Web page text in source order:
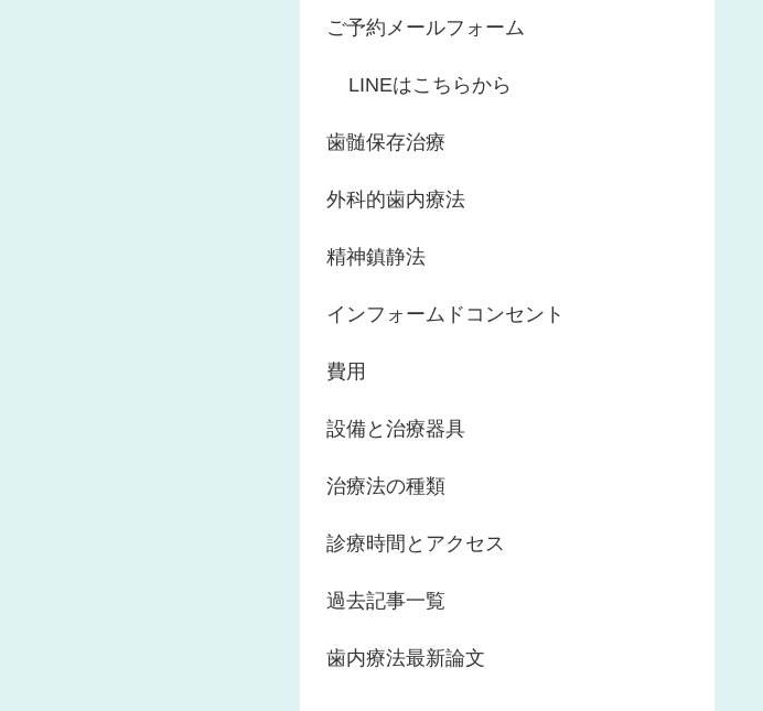
ご予約メールフォーム
LINEはこちらから
歯髄保存治療
外科的歯内療法
精神鎮静法
インフォームドコンセント
費用
設備と治療器具
治療法の種類
診療時間とアクセス
過去記事一覧
歯内療法最新論文